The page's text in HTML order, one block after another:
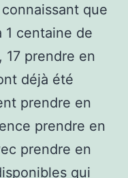
que
1 centaine de
17 prendre en
déjà été
prendre en
prendre en
prendre en
qui